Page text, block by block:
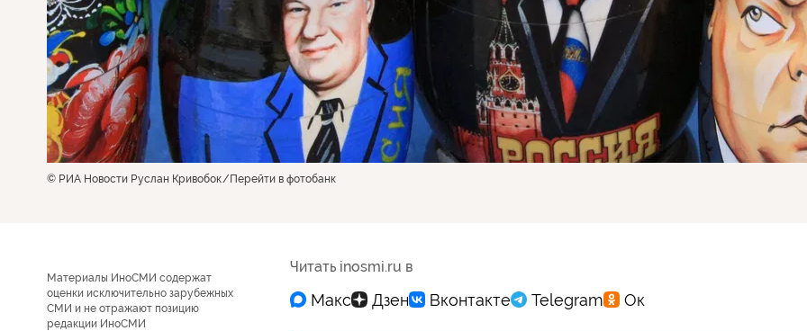
© РИА Новости Руслан Кривобок Перейти в фотобанк
Материалы ИноСМИ содержат
оценки исключительно зарубежных
СМИ и не отражают позицию
редакции ИноСМИ
Читать inosmi.ru в